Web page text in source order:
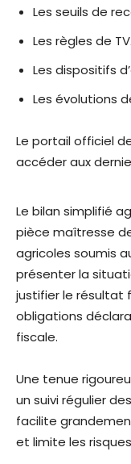
Les seuils de
Les règles de
Les dispositifs
Les évolutions
Le portail officiel
accéder aux
Le bilan simplifié
pièce maîtresse
agricoles soumis
présenter la
justifier le résultat
obligations
fiscale.
Une tenue
un suivi régulier
facilite
et limite les risques